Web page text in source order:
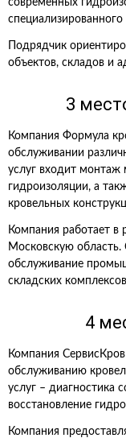
современных
Подрядчик
объектов, складов и
3
Компания Формула
обслуживании
услуг входит
гидроизоляции, а
кровельных
Компания работает в
Московскую область.
обслуживание
складских
4
Компания
обслуживанию
услуг – диагностика
восстановление
Компания